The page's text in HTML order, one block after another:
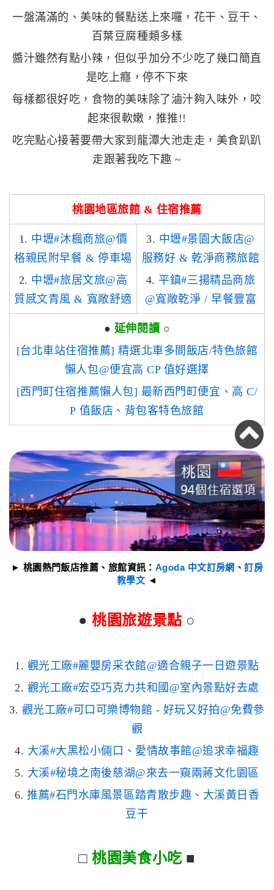
一盤滿滿的、美味的餐點送上來囉，花干、豆干、
百葉豆腐種類多樣
醬汁雖然有點小辣，但似乎加分不少吃了幾口簡直
是吃上癮，停不下來
每樣都很好吃，食物的美味除了滷汁夠入味外，咬
起來很軟嫩，推推!!
吃完點心接著要帶大家到龍潭大池走走，美食趴趴
走跟著我吃下趣 ~
桃園地區旅館 & 住宿推薦
1. 中壢#沐楓商旅@價
格親民附早餐 & 停車場
2. 中壢#旅居文旅@高
質感文青風 & 寬敞舒適
3. 中壢#景園大飯店@
服務好 & 乾淨商務旅館
4. 平鎮#三揚精品商旅
@寬敞乾淨 / 早餐豐富
● 延伸閱讀 ○
[台北車站住宿推薦] 精選北車多間飯店/特色旅館
懶人包@便宜高 CP 值好選擇
[西門町住宿推薦懶人包] 最新西門町便宜、高 C/
P 值飯店、背包客特色旅館
► 桃園熱門飯店推薦、旅館資訊： Agoda 中文訂房網 、訂房
教學文 ◄
●桃園旅遊景點 ○
1. 觀光工廠#麗嬰房采衣館@適合親子一日遊景點
2. 觀光工廠#宏亞巧克力共和國@室內景點好去處
3. 觀光工廠#可口可樂博物館 - 好玩又好拍@免費參
觀
4. 大溪#大黑松小倆口、愛情故事館@追求幸福趣
5. 大溪#秘境之南後慈湖@來去一窺兩蔣文化園區
6.推薦#石門水庫風景區踏青散步趣、大溪黃日香
豆干
□桃園美食小吃■